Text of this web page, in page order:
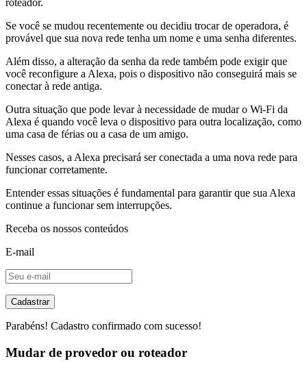
Se você se mudou recentemente ou decidiu trocar de operadora, é
provável que sua nova rede tenha um nome e uma senha diferentes.
Além disso, a alteração da senha da rede também pode exigir que
você reconfigure a Alexa, pois o dispositivo não conseguirá mais se
conectar à rede antiga.
Outra situação que pode levar à necessidade de mudar o Wi-Fi da
Alexa é quando você leva o dispositivo para outra localização, como
uma casa de férias ou a casa de um amigo.
Nesses casos, a Alexa precisará ser conectada a uma nova rede para
funcionar corretamente.
Entender essas situações é fundamental para garantir que sua Alexa
continue a funcionar sem interrupções.
Receba os nossos conteúdos
E-mail
Cadastrar
Parabéns! Cadastro confirmado com sucesso!
Mudar de provedor ou roteador